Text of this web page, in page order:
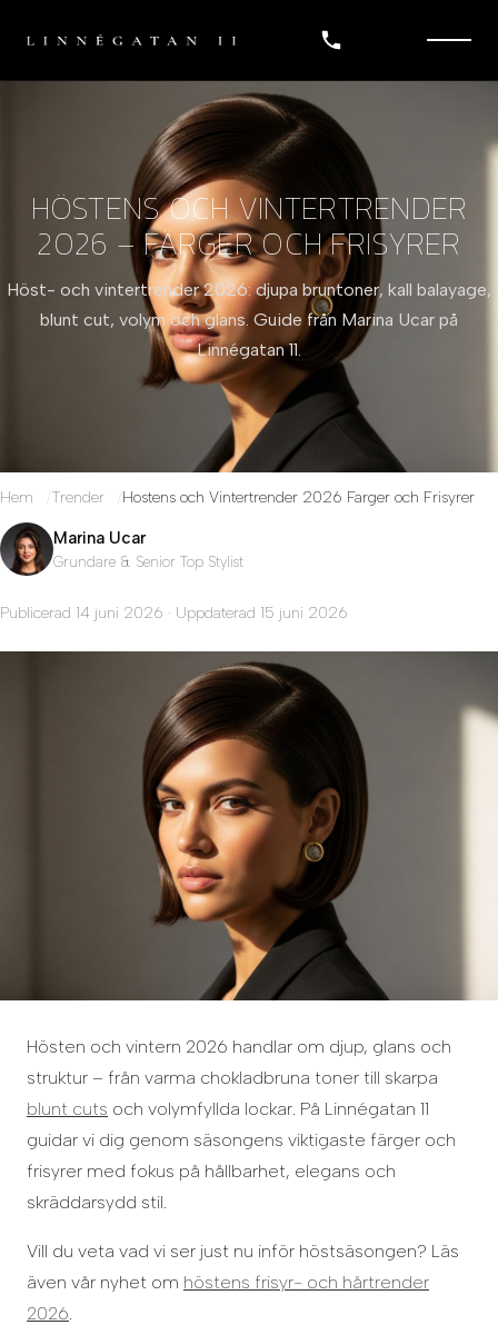
HÖSTENS OCH VINTERTRENDER
2026 – FÄRGER OCH FRISYRER
Höst- och vintertrender 2026: djupa bruntoner, kall balayage,
blunt cut, volym och glans. Guide från Marina Ucar på
Linnégatan 11.
Hem Trender Hostens och Vintertrender 2026 Farger och Frisyrer
Marina Ucar
Grundare & Senior Top Stylist
Publicerad 14 juni 2026 · Uppdaterad 15 juni 2026
Hösten och vintern 2026 handlar om djup, glans och
struktur – från varma chokladbruna toner till skarpa
blunt cuts och volymfyllda lockar. På Linnégatan 11
guidar vi dig genom säsongens viktigaste färger och
frisyrer med fokus på hållbarhet, elegans och
skräddarsydd stil.
Vill du veta vad vi ser just nu inför höstsäsongen? Läs
även vår nyhet om höstens frisyr- och hårtrender
2026